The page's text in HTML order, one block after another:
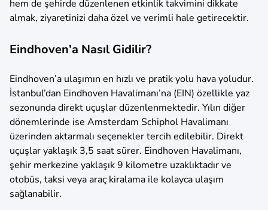
hem de şehirde düzenlenen etkinlik takvimini dikkate
almak, ziyaretinizi daha özel ve verimli hale getirecektir.
Eindhoven’a Nasıl Gidilir?
Eindhoven’a ulaşımın en hızlı ve pratik yolu hava yoludur.
İstanbul’dan Eindhoven Havalimanı’na (EIN) özellikle yaz
sezonunda direkt uçuşlar düzenlenmektedir. Yılın diğer
dönemlerinde ise Amsterdam Schiphol Havalimanı
üzerinden aktarmalı seçenekler tercih edilebilir. Direkt
uçuşlar yaklaşık 3,5 saat sürer. Eindhoven Havalimanı,
şehir merkezine yaklaşık 9 kilometre uzaklıktadır ve
otobüs, taksi veya araç kiralama ile kolayca ulaşım
sağlanabilir.